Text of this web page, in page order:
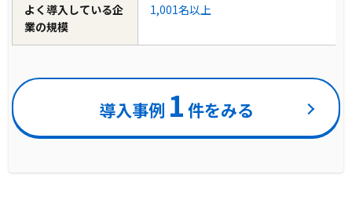
よく導入している企
業の規模
1,001名以上
導入事例 1 件をみる